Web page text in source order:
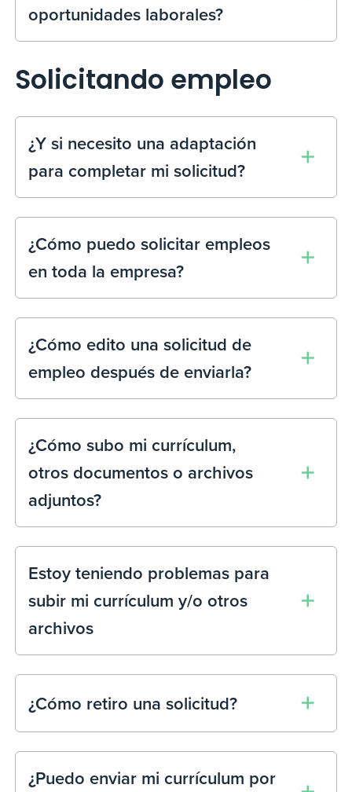
oportunidades laborales?
Solicitando empleo
¿Y si necesito una adaptación
para completar mi solicitud?
¿Cómo puedo solicitar empleos
en toda la empresa?
¿Cómo edito una solicitud de
empleo después de enviarla?
¿Cómo subo mi currículum,
otros documentos o archivos
adjuntos?
Estoy teniendo problemas para
subir mi currículum y/o otros
archivos
¿Cómo retiro una solicitud?
¿Puedo enviar mi currículum por